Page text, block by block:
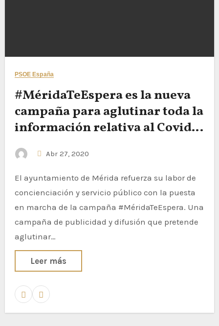
PSOE España
#MéridaTeEspera es la nueva
campaña para aglutinar toda la
información relativa al Covid-
19 y promocionar la ciudad
como destino
Abr 27, 2020
El ayuntamiento de Mérida refuerza su labor de
concienciación y servicio público con la puesta
en marcha de la campaña #MéridaTeEspera. Una
campaña de publicidad y difusión que pretende
aglutinar…
Leer más